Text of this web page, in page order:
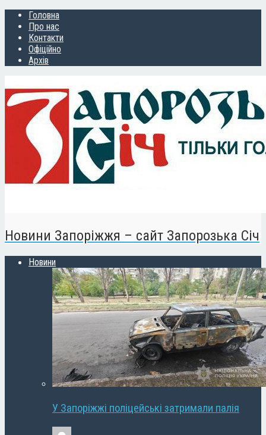
Головна
Про нас
Контакти
Офіційно
Архів
Новини Запоріжжя – сайт Запорозька Січ
Новини
У Запоріжжі поліцейські затримали палія